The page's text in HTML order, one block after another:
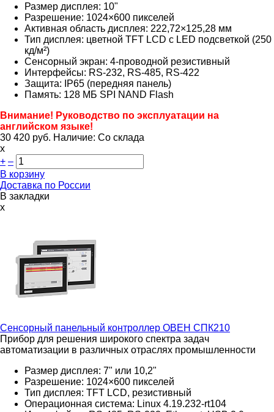
Размер дисплея: 10"
Разрешение: 1024×600 пикселей
Активная область дисплея: 222,72×125,28 мм
Тип дисплея: цветной TFT LCD с LED подсветкой (250
кд/м²)
Сенсорный экран: 4-проводной резистивный
Интерфейсы: RS-232, RS-485, RS-422
Защита: IP65 (передняя панель)
Память: 128 МБ SPI NAND Flash
Внимание! Руководство по эксплуатации на
английском языке!
30 420 руб. Наличие: Со склада
х
+ –
В корзину
Доставка по России
В закладки
x
Сенсорный панельный контроллер ОВЕН СПК210
Прибор для решения широкого спектра задач
автоматизации в различных отраслях промышленности
Размер дисплея: 7" или 10,2"
Разрешение: 1024×600 пикселей
Тип дисплея: TFT LCD, резистивный
Операционная система: Linux 4.19.232-rt104